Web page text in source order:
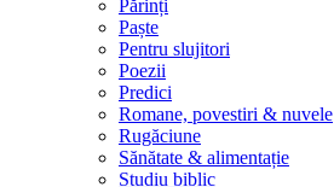
Părinți
Paște
Pentru slujitori
Poezii
Predici
Romane, povestiri & nuvele
Rugăciune
Sănătate & alimentație
Studiu biblic